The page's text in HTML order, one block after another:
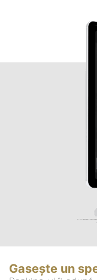
Gasește un